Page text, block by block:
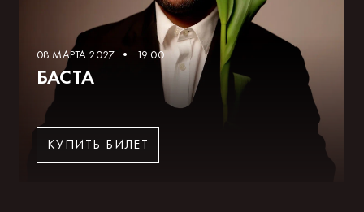
08 МАРТА 2027 • 19:00
БАСТА
КУПИТЬ БИЛЕТ